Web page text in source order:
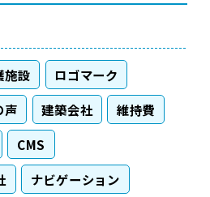
施設
ロゴマーク
声 建築会社
維持費
CMS
ナビゲーション